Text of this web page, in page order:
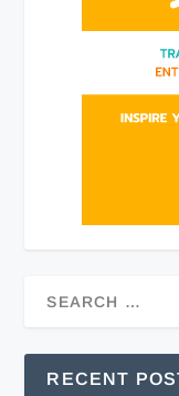
RECENT